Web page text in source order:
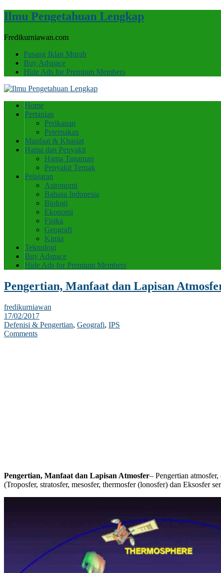
Ilmu Pengetahuan Lengkap
Fredikurniawan.com
Pasang Iklan Murah
Buy Adspace
Hide Ads for Premium Members
Home
Pertanian
Perikanan
Peternakan
Manfaat & Khasiat
Hama dan Penyakit
Hama Tanaman
Penyakit Ternak
Pelajaran
Astronomi
Bahasa Indonesia
Biologi
Ekonomi
Fisika
Geografi
Kimia
Teknologi
Buy Adspace
Hide Ads for Premium Members
Pengertian, Manfaat dan Lapisan
fredikurniawan
17/02/2017
Defenisi & Pengertian, Geografi, IPS
Comments
Pengertian, Manfaat dan Lapisan Atmosfer– Pengertian
(Troposfer, stratosfer, mesosfer, thermosfer (lonosfer) dan Eksosfer